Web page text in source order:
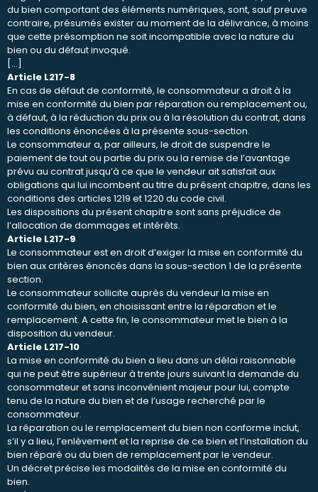
du bien comportant des éléments numériques, sont, sauf preuve
contraire, présumés exister au moment de la délivrance, à moins
que cette présomption ne soit incompatible avec la nature du
bien ou du défaut invoqué.
[…]
Article L217-8
En cas de défaut de conformité, le consommateur a droit à la
mise en conformité du bien par réparation ou remplacement ou,
à défaut, à la réduction du prix ou à la résolution du contrat, dans
les conditions énoncées à la présente sous-section.
Le consommateur a, par ailleurs, le droit de suspendre le
paiement de tout ou partie du prix ou la remise de l’avantage
prévu au contrat jusqu’à ce que le vendeur ait satisfait aux
obligations qui lui incombent au titre du présent chapitre, dans les
conditions des articles 1219 et 1220 du code civil.
Les dispositions du présent chapitre sont sans préjudice de
l’allocation de dommages et intérêts.
Article L217-9
Le consommateur est en droit d’exiger la mise en conformité du
bien aux critères énoncés dans la sous-section 1 de la présente
section.
Le consommateur sollicite auprès du vendeur la mise en
conformité du bien, en choisissant entre la réparation et le
remplacement. A cette fin, le consommateur met le bien à la
disposition du vendeur.
Article L217-10
La mise en conformité du bien a lieu dans un délai raisonnable
qui ne peut être supérieur à trente jours suivant la demande du
consommateur et sans inconvénient majeur pour lui, compte
tenu de la nature du bien et de l’usage recherché par le
consommateur.
La réparation ou le remplacement du bien non conforme inclut,
s’il y a lieu, l’enlèvement et la reprise de ce bien et l’installation du
bien réparé ou du bien de remplacement par le vendeur.
Un décret précise les modalités de la mise en conformité du
bien.